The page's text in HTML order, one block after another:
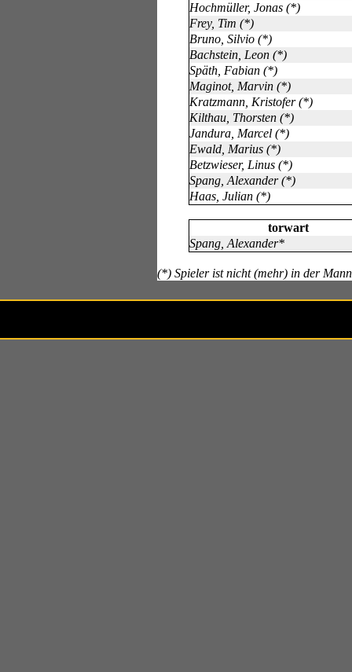
Hochmüller, Jonas (*)
Frey, Tim (*)
Bruno, Silvio (*)
Bachstein, Leon (*)
Späth, Fabian (*)
Maginot, Marvin (*)
Kratzmann, Kristofer (*)
Kilthau, Thorsten (*)
Jandura, Marcel (*)
Ewald, Marius (*)
Betzwieser, Linus (*)
Spang, Alexander (*)
Haas, Julian (*)
torwart
Spang, Alexander*
(*) Spieler ist nicht (mehr) in der